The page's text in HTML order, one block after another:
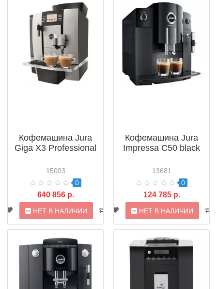
Кофемашина Jura
Giga X3 Professional
15003
0
640 856 р.
НЕТ В НАЛИЧИИ
Кофемашина Jura
Impressa C50 black
13681
0
124 785 р.
НЕТ В НАЛИЧИИ